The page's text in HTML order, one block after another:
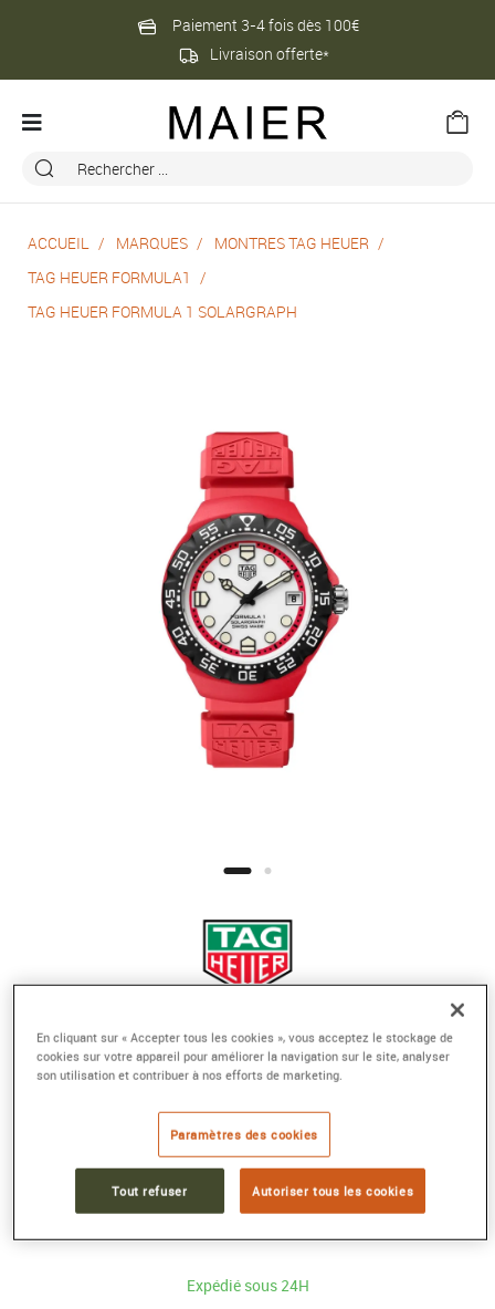
Paiement 3-4 fois dès 100€
Livraison offerte*
ACCUEIL MARQUES
MONTRES TAG HEUER
TAG HEUER FORMULA1
TAG HEUER FORMULA 1 SOLARGRAPH
TAG HEUER FORMULA 1 SOLARGRAPH
Référence :WBY1161.FT8086
1 950 €
Expédié sous 24H
En cliquant sur « Accepter tous les cookies », vous acceptez le stockage de
cookies sur votre appareil pour améliorer la navigation sur le site, analyser
son utilisation et contribuer à nos efforts de marketing.
Paramètres des cookies
Tout refuser Autoriser tous les cookies